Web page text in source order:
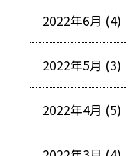
2022年6月 (4)
2022年5月 (3)
2022年4月 (5)